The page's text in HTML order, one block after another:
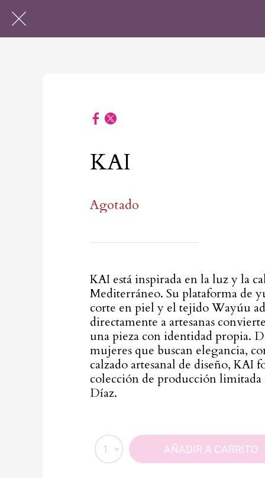
KAI
Agotado
KAI está inspirada en la luz y la
Mediterráneo. Su plataforma de
corte en piel y el tejido Wayúu
directamente a artesanas
una pieza con identidad propia.
mujeres que buscan elegancia,
calzado artesanal de diseño, KAI
colección de producción limitada
Díaz.
1 AÑADIR A CARRITO